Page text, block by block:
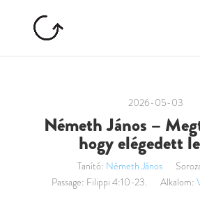
2026-05-03
Németh János –
hogy elégedett
Tanító: Németh János
Passage: Filippi 4:10-23. Alkalom: